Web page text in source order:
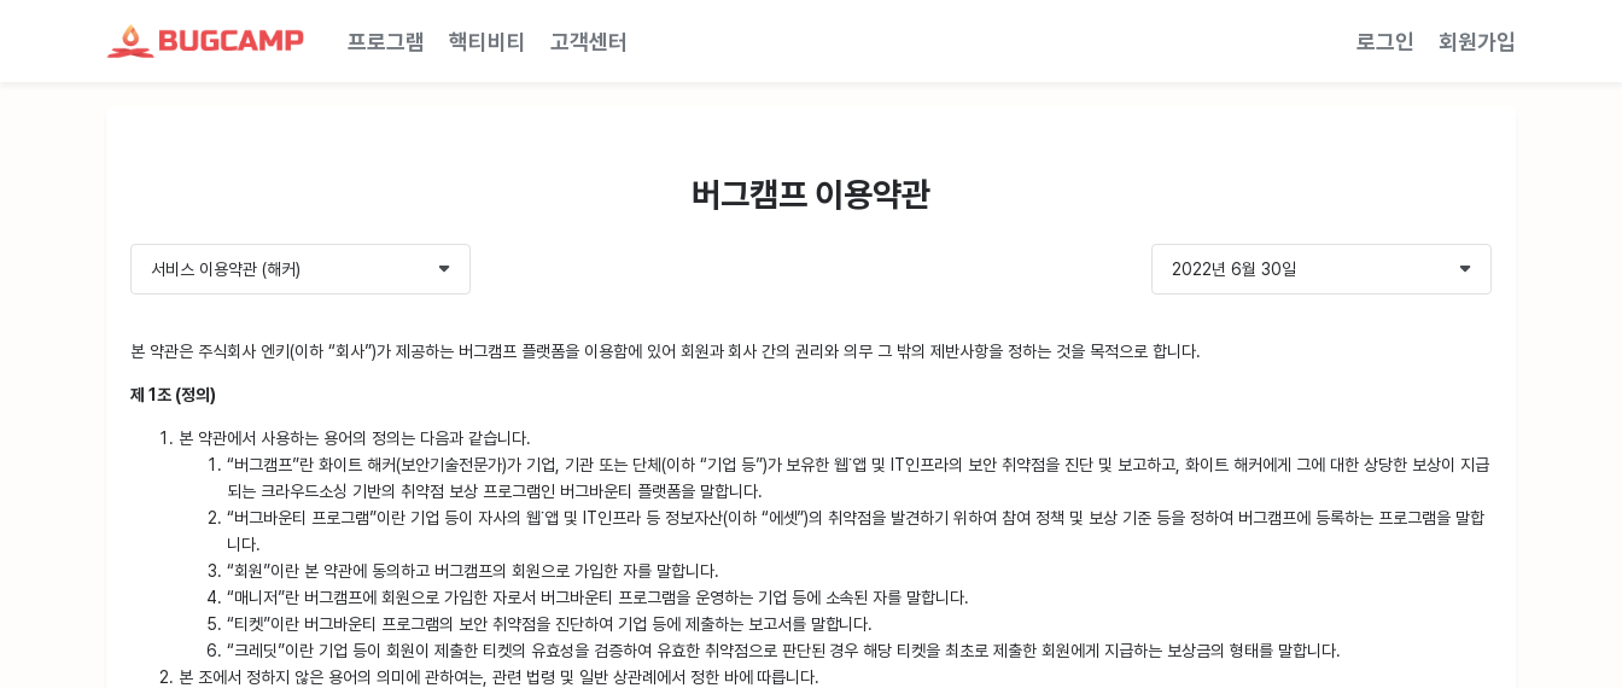
프로그램 핵티비티 고객센터 로그인 회원가입
버그캠프 이용약관
본 약관은 주식회사 엔키(이하 “회사”)가 제공하는 버그캠프 플랫폼을 이용함에 있어 회원과 회사 간의 권리와 의무 그 밖의 제반사항을 정하는 것을 목적으로 합니다.
제 1조 (정의)
본 약관에서 사용하는 용어의 정의는 다음과 같습니다.
“버그캠프”란 화이트 해커(보안기술전문가)가 기업, 기관 또는 단체(이하 “기업 등”)가 보유한 웹˙앱 및 IT인프라의 보안 취약점을 진단 및 보고하고, 화이트 해커에게 그에 대한 상당한 보상이 지급
되는 크라우드소싱 기반의 취약점 보상 프로그램인 버그바운티 플랫폼을 말합니다.
“버그바운티 프로그램”이란 기업 등이 자사의 웹˙앱 및 IT인프라 등 정보자산(이하 “에셋”)의 취약점을 발견하기 위하여 참여 정책 및 보상 기준 등을 정하여 버그캠프에 등록하는 프로그램을 말합
니다.
“회원”이란 본 약관에 동의하고 버그캠프의 회원으로 가입한 자를 말합니다.
“매니저”란 버그캠프에 회원으로 가입한 자로서 버그바운티 프로그램을 운영하는 기업 등에 소속된 자를 말합니다.
“티켓”이란 버그바운티 프로그램의 보안 취약점을 진단하여 기업 등에 제출하는 보고서를 말합니다.
“크레딧”이란 기업 등이 회원이 제출한 티켓의 유효성을 검증하여 유효한 취약점으로 판단된 경우 해당 티켓을 최초로 제출한 회원에게 지급하는 보상금의 형태를 말합니다.
본 조에서 정하지 않은 용어의 의미에 관하여는, 관련 법령 및 일반 상관례에서 정한 바에 따릅니다.